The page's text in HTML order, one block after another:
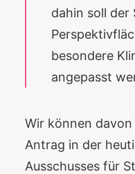
dahin soll der
besondere
angepasst
Wir können davon
Antrag in der
Ausschusses für